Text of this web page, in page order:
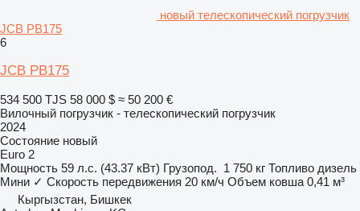
новый телескопический погрузчик
JCB PB175
6
JCB PB175
534 500 TJS 58 000 $ ≈ 50 200 €
Вилочный погрузчик - телескопический погрузчик
2024
Состояние новый
Euro 2
Мощность 59 л.с. (43.37 кВт) Грузопод. 1 750 кг Топливо дизель
Мини ✓ Скорость передвижения 20 км/ч Объем ковша 0,41 м³
Кыргызстан, Бишкек